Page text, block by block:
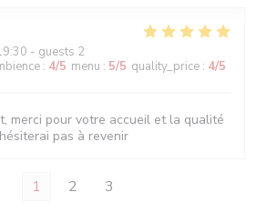
- guests 2
: 4/5 menu : 5/5 quality_price : 4/5
merci pour votre accueil et la qualité
pas à revenir
1 2 3